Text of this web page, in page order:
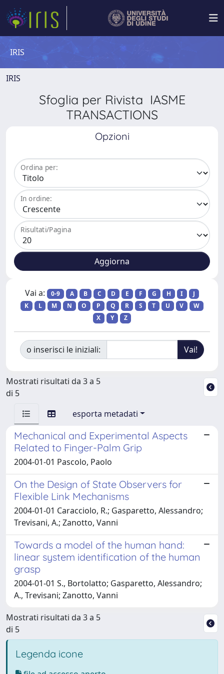
IRIS
IRIS
Sfoglia per Rivista IASME
TRANSACTIONS
Opzioni
Ordina per:
In ordine:
Risultati/Pagina
Vai a: 0-9 A B C D E F G H I
J
K
L M N O P Q R S T U V
W
X
Y Z
o inserisci le iniziali:
Mostrati risultati da 3 a 5
di 5
esporta metadati
Mechanical and Experimental Aspects
Related to Finger-Palm Grip
2004-01-01 Pascolo, Paolo
On the Design of State Observers for
Flexible Link Mechanisms
2004-01-01 Caracciolo, R.; Gasparetto, Alessandro;
Trevisani, A.; Zanotto, Vanni
Towards a model of the human hand:
linear system identification of the human
grasp
2004-01-01 S., Bortolatto; Gasparetto, Alessandro;
A., Trevisani; Zanotto, Vanni
Mostrati risultati da 3 a 5
di 5
Legenda icone